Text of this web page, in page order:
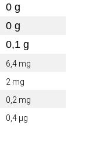
0 g
0 g
0,1 g
6,4 mg
2 mg
0,2 mg
0,4 µg